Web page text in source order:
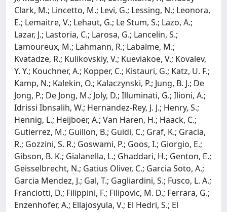
Clark, M.; Lincetto, M.; Levi, G.; Lessing, N.; Leonora,
E.; Lemaitre, V.; Lehaut, G.; Le Stum, S.; Lazo, A.;
Lazar, J.; Lastoria, C.; Larosa, G.; Lancelin, S.;
Lamoureux, M.; Lahmann, R.; Labalme, M.;
Kvatadze, R.; Kulikovskiy, V.; Kueviakoe, V.; Kovalev,
Y. Y.; Kouchner, A.; Kopper, C.; Kistauri, G.; Katz, U. F.;
Kamp, N.; Kalekin, O.; Kalaczynski, P.; Jung, B. J.; De
Jong, P.; De Jong, M.; Joly, D.; Illuminati, G.; Ilioni, A.;
Idrissi Ibnsalih, W.; Hernandez-Rey, J. J.; Henry, S.;
Hennig, L.; Heijboer, A.; Van Haren, H.; Haack, C.;
Gutierrez, M.; Guillon, B.; Guidi, C.; Graf, K.; Gracia,
R.; Gozzini, S. R.; Goswami, P.; Goos, I.; Giorgio, E.;
Gibson, B. K.; Gialanella, L.; Ghaddari, H.; Genton, E.;
Geisselbrecht, N.; Gatius Oliver, C.; Garcia Soto, A.;
Garcia Mendez, J.; Gal, T.; Gagliardini, S.; Fusco, L. A.;
Franciotti, D.; Filippini, F.; Filipovic, M. D.; Ferrara, G.;
Enzenhofer, A.; Ellajosyula, V.; El Hedri, S.; El